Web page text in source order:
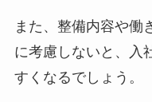
また、整備内容や働
に考慮しないと、入
すくなるでしょう。